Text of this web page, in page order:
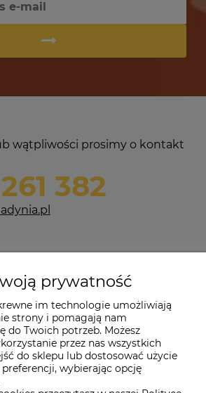
wątpliwości prosimy o kontakt
382
prywatność
im technologie umożliwiają
strony i pomagają nam
do Twoich potrzeb. Możesz
przez nas wszystkich
do sklepu lub dostosować użycie
wybierając opcję